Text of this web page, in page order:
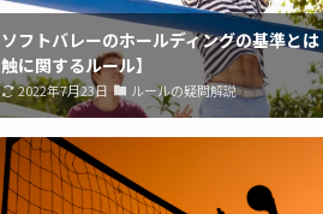
ソフトバレーのホールディングの基準と
触に関するルール】
2022年7月23日 ルールの疑問解説